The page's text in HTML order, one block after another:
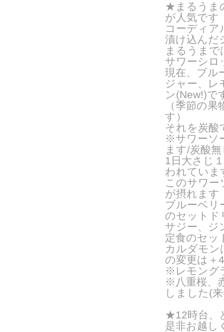
★まるうま
が人気です
コーディア
漬け込んだ
まるうま
サワーシロ
現在、ブル
ジャー、レ
ン(New!)で
（季節の
す）
それを炭酸
※サワーソ
ます/炭酸
1日大さじ
われていま
このサワー
が摂れます
ブルーベリ
のセットド
サジー、ジ
定食のセッ
カルダモン
の変更は＋
※レモング
※八重桜、
しました(
★12時台、
是非お越し